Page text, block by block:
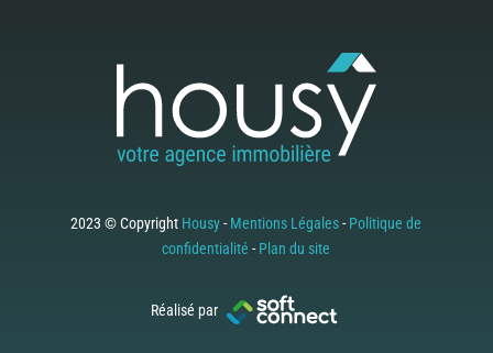
2023 © Copyright Housy-Mentions Légales-Politique de
confidentialité -Plan du site
Réalisé par